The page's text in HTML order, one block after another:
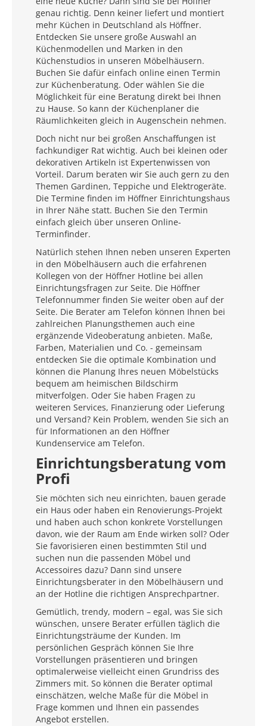
genau richtig. Denn keiner liefert und montiert
mehr Küchen in Deutschland als Höffner.
Entdecken Sie unsere große Auswahl an
Küchenmodellen und Marken in den
Küchenstudios in unseren Möbelhäusern.
Buchen Sie dafür einfach online einen Termin
zur Küchenberatung. Oder wählen Sie die
Möglichkeit für eine Beratung direkt bei Ihnen
zu Hause. So kann der Küchenplaner die
Räumlichkeiten gleich in Augenschein nehmen.
Doch nicht nur bei großen Anschaffungen ist
fachkundiger Rat wichtig. Auch bei kleinen oder
dekorativen Artikeln ist Expertenwissen von
Vorteil. Darum beraten wir Sie auch gern zu den
Themen Gardinen, Teppiche und Elektrogeräte.
Die Termine finden im Höffner Einrichtungshaus
in Ihrer Nähe statt. Buchen Sie den Termin
einfach gleich über unseren Online-
Terminfinder.
Natürlich stehen Ihnen neben unseren Experten
in den Möbelhäusern auch die erfahrenen
Kollegen von der Höffner Hotline bei allen
Einrichtungsfragen zur Seite. Die Höffner
Telefonnummer finden Sie weiter oben auf der
Seite. Die Berater am Telefon können Ihnen bei
zahlreichen Planungsthemen auch eine
ergänzende Videoberatung anbieten. Maße,
Farben, Materialien und Co. - gemeinsam
entdecken Sie die optimale Kombination und
können die Planung Ihres neuen Möbelstücks
bequem am heimischen Bildschirm
mitverfolgen. Oder Sie haben Fragen zu
weiteren Services, Finanzierung oder Lieferung
und Versand? Kein Problem, wenden Sie sich an
für Informationen an den Höffner
Kundenservice am Telefon.
Einrichtungsberatung vom
Profi
Sie möchten sich neu einrichten, bauen gerade
ein Haus oder haben ein Renovierungs-Projekt
und haben auch schon konkrete Vorstellungen
davon, wie der Raum am Ende wirken soll? Oder
Sie favorisieren einen bestimmten Stil und
suchen nun die passenden Möbel und
Accessoires dazu? Dann sind unsere
Einrichtungsberater in den Möbelhäusern und
an der Hotline die richtigen Ansprechpartner.
Gemütlich, trendy, modern – egal, was Sie sich
wünschen, unsere Berater erfüllen täglich die
Einrichtungsträume der Kunden. Im
persönlichen Gespräch können Sie Ihre
Vorstellungen präsentieren und bringen
optimalerweise vielleicht einen Grundriss des
Zimmers mit. So können die Berater optimal
einschätzen, welche Maße für die Möbel in
Frage kommen und Ihnen ein passendes
Angebot erstellen.